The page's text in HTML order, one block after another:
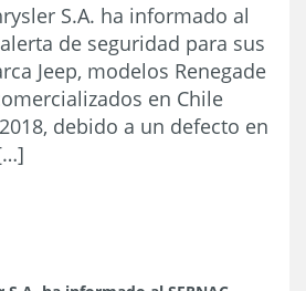
S.A. ha informado al
alerta de seguridad para sus
Jeep, modelos Renegade
en Chile
debido a un defecto en